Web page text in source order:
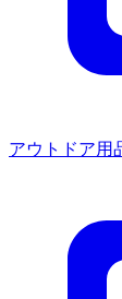
アウトドア用